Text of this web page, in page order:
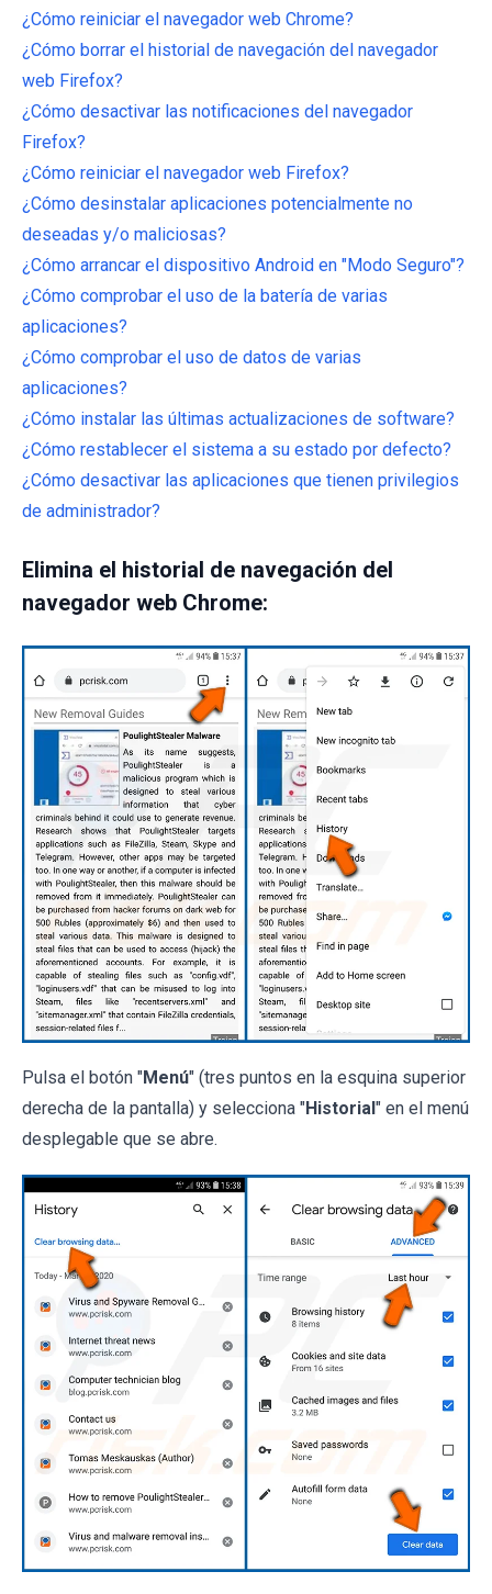
¿Cómo reiniciar el navegador web Chrome?
¿Cómo borrar el historial de navegación del navegador
web Firefox?
¿Cómo desactivar las notificaciones del navegador
Firefox?
¿Cómo reiniciar el navegador web Firefox?
¿Cómo desinstalar aplicaciones potencialmente no
deseadas y/o maliciosas?
¿Cómo arrancar el dispositivo Android en "Modo Seguro"?
¿Cómo comprobar el uso de la batería de varias
aplicaciones?
¿Cómo comprobar el uso de datos de varias
aplicaciones?
¿Cómo instalar las últimas actualizaciones de software?
¿Cómo restablecer el sistema a su estado por defecto?
¿Cómo desactivar las aplicaciones que tienen privilegios
de administrador?
Elimina el historial de navegación del
navegador web Chrome:
Pulsa el botón "Menú" (tres puntos en la esquina superior
derecha de la pantalla) y selecciona "Historial" en el menú
desplegable que se abre.